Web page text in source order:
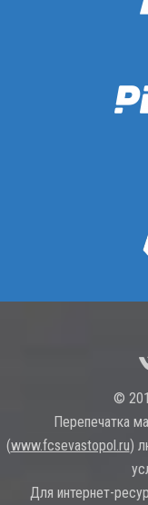
©
Перепечатка
(www.fcsevastopol.ru)
Для интернет-